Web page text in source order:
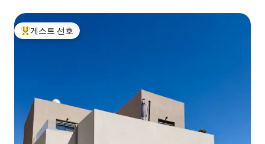
상위 게스트 선호
게스트 선호